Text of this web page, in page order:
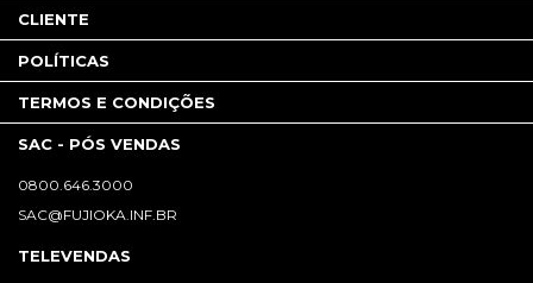
CLIENTE
POLÍTICAS
TERMOS E CONDIÇÕES
SAC - PÓS VENDAS
0800.646.3000
SAC@FUJIOKA.INF.BR
TELEVENDAS